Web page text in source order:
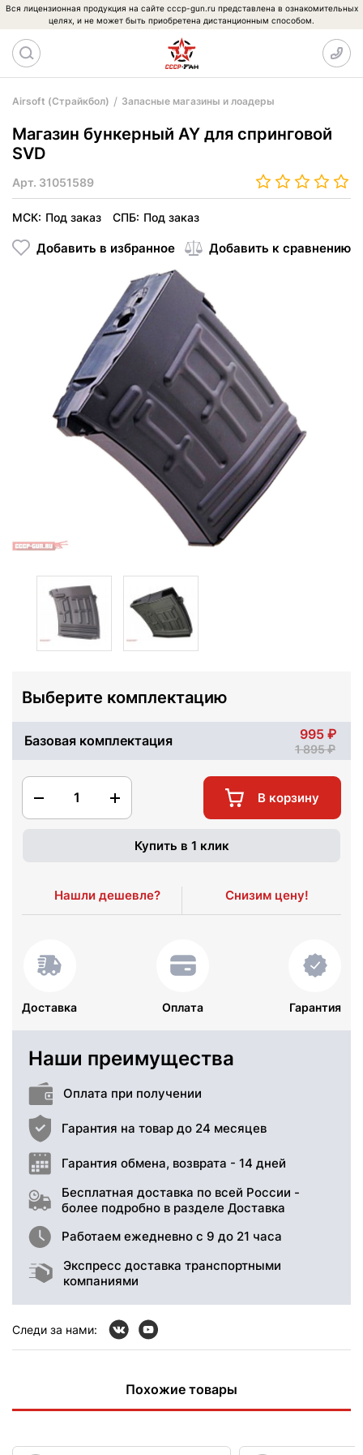
Вся лицензионная продукция на сайте cccp-gun.ru представлена в ознакомительных
целях, и не может быть приобретена дистанционным способом.
Airsoft (Страйкбол) Запасные магазины и лоадеры
Магазин бункерный AY для спринговой
SVD
Арт. 31051589
МСК: Под заказ СПБ: Под заказ
Добавить в избранное Добавить к сравнению
Выберите комплектацию
Базовая комплектация 995
1 895
1 В корзину
Купить в 1 клик
Нашли дешевле? Снизим цену!
Доставка Оплата Гарантия
Наши преимущества
Оплата при получении
Гарантия на товар до 24 месяцев
Гарантия обмена, возврата - 14 дней
Бесплатная доставка по всей России -
более подробно в разделе Доставка
Работаем ежедневно с 9 до 21 часа
Экспресс доставка транспортными
компаниями
Следи за нами:
Похожие товары